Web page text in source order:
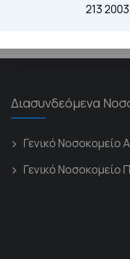
213
Διασυνδεόμενα
Γενικό Νοσοκομείο
Γενικό Νοσοκομείο